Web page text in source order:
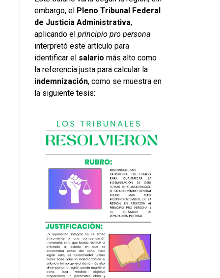
embargo, el Pleno Tribunal Federal
de Justicia Administrativa,
aplicando el principio pro persona
interpretó este artículo para
identificar el salario más alto como
la referencia justa para calcular la
indemnización, como se muestra en
la siguiente tesis: